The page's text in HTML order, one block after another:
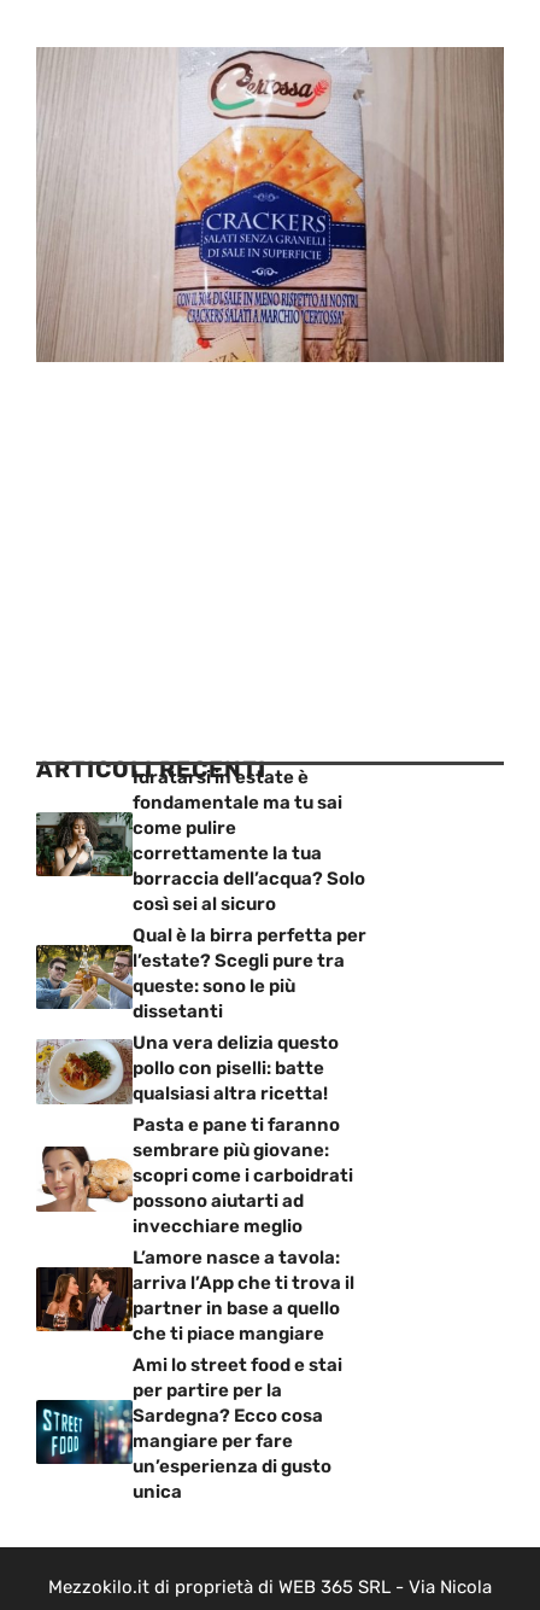
ARTICOLI RECENTI
Idratarsi in estate è
fondamentale ma tu sai
come pulire
correttamente la tua
borraccia dell’acqua? Solo
così sei al sicuro
Qual è la birra perfetta per
l’estate? Scegli pure tra
queste: sono le più
dissetanti
Una vera delizia questo
pollo con piselli: batte
qualsiasi altra ricetta!
Pasta e pane ti faranno
sembrare più giovane:
scopri come i carboidrati
possono aiutarti ad
invecchiare meglio
L’amore nasce a tavola:
arriva l’App che ti trova il
partner in base a quello
che ti piace mangiare
Ami lo street food e stai
per partire per la
Sardegna? Ecco cosa
mangiare per fare
un’esperienza di gusto
unica
Mezzokilo.it di proprietà di WEB 365 SRL - Via Nicola